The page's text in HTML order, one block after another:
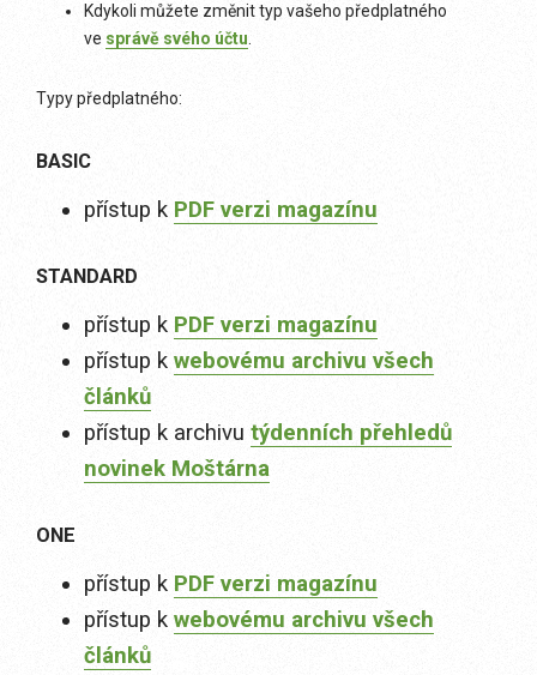
Kdykoli můžete změnit typ vašeho předplatného
ve správě svého účtu
Typy předplatného:
BASIC
přístup k PDF verzi magazínu
STANDARD
přístup k PDF verzi magazínu
přístup k webovému archivu všech
článků
přístup k archivu týdenních přehledů
novinek Moštárna
ONE
přístup k PDF verzi magazínu
přístup k webovému archivu všech
článků